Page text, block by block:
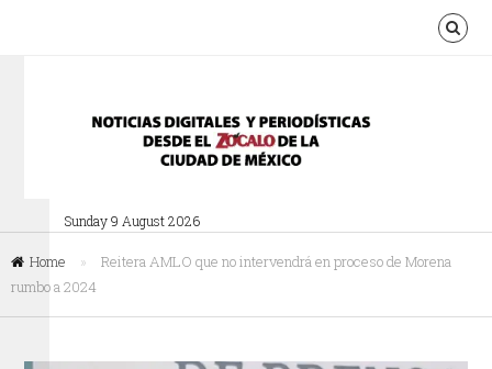
Sunday 9 August 2026
Home »
Reitera AMLO que no intervendrá en proceso de Morena
rumbo a 2024